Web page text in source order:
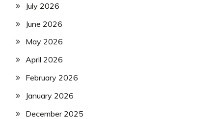
July 2026
June 2026
May 2026
April 2026
February 2026
January 2026
December 2025